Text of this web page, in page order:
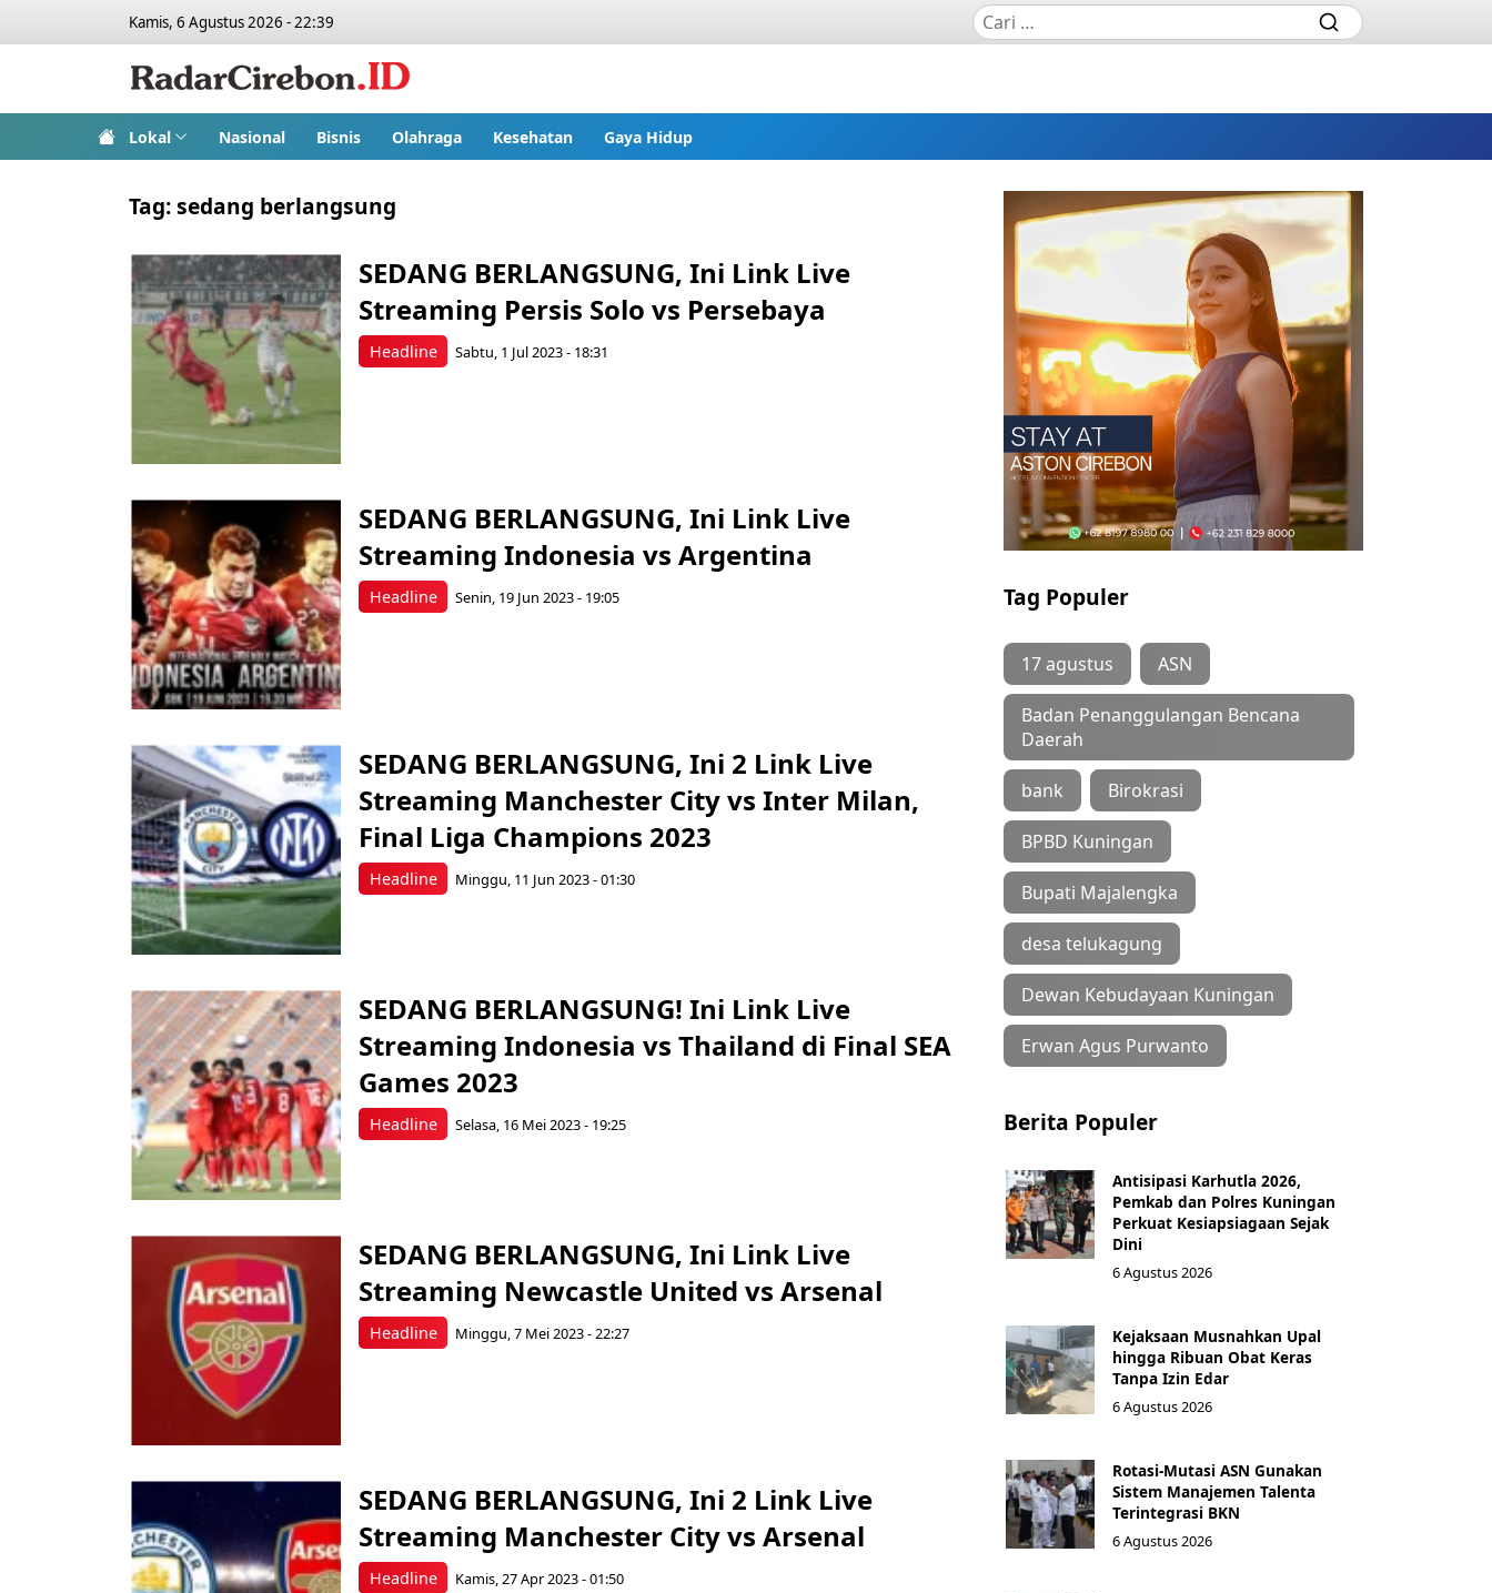
Kamis, 6 Agustus 2026 - 22:39
Lokal Nasional Bisnis Olahraga Kesehatan Gaya Hidup
Tag:sedang berlangsung
Headline
SEDANG BERLANGSUNG, Ini Link Live
Streaming Persis Solo vs Persebaya
Sabtu, 1 Jul 2023 - 18:31
Headline
SEDANG BERLANGSUNG, Ini Link Live
Streaming Indonesia vs Argentina
Senin, 19 Jun 2023 - 19:05
Headline
SEDANG BERLANGSUNG, Ini 2 Link Live
Streaming Manchester City vs Inter Milan,
Final Liga Champions 2023
Minggu, 11 Jun 2023 - 01:30
Headline
SEDANG BERLANGSUNG! Ini Link Live
Streaming Indonesia vs Thailand di Final SEA
Games 2023
Selasa, 16 Mei 2023 - 19:25
Headline
SEDANG BERLANGSUNG, Ini Link Live
Streaming Newcastle United vs Arsenal
Minggu, 7 Mei 2023 - 22:27
Headline
SEDANG BERLANGSUNG, Ini 2 Link Live
Streaming Manchester City vs Arsenal
Kamis, 27 Apr 2023 - 01:50
Tag Populer
17 agustus ASN
Badan Penanggulangan Bencana
Daerah
bank Birokrasi
BPBD Kuningan
Bupati Majalengka
desa telukagung
Dewan Kebudayaan Kuningan
Erwan Agus Purwanto
Berita Populer
Antisipasi Karhutla 2026,
Pemkab dan Polres Kuningan
Perkuat Kesiapsiagaan Sejak
Dini
6 Agustus 2026
Kejaksaan Musnahkan Upal
hingga Ribuan Obat Keras
Tanpa Izin Edar
6 Agustus 2026
Rotasi-Mutasi ASN Gunakan
Sistem Manajemen Talenta
Terintegrasi BKN
6 Agustus 2026